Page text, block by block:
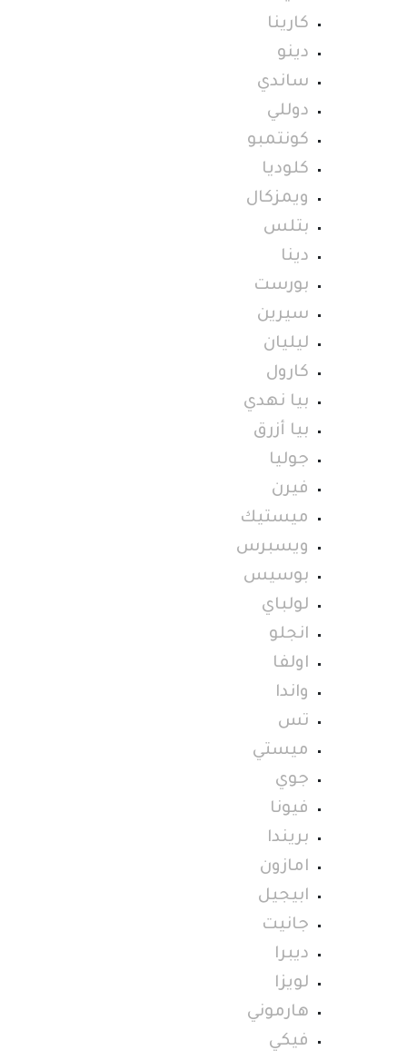
كارينا
دينو
ساندي
دوللي
كونتمبو
كلوديا
ويمزكال
بتلس
دينا
بورست
سيرين
ليليان
كارول
بيا نهدي
بيا أزرق
جوليا
فيرن
ميستيك
ويسبرس
بوسيس
لولباي
انجلو
اولفا
واندا
تس
ميستي
جوي
فيونا
بريندا
امازون
ابيجيل
جانيت
ديبرا
لويزا
هارموني
فيكي